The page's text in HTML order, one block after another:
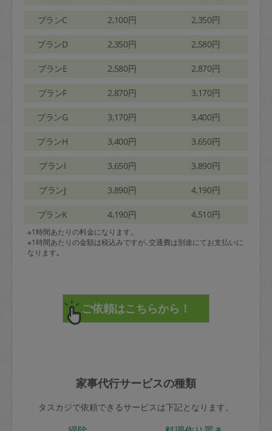
プランC 2,100円 2,350円
プランD 2,350円 2,580円
プランE 2,580円 2,870円
プランF 2,870円 3,170円
プランG 3,170円 3,400円
プランH 3,400円 3,650円
プランI 3,650円 3,890円
プランJ 3,890円 4,190円
プランK 4,190円 4,510円
※1時間あたりの料金になります。
※1時間あたりの金額は税込みですが､交通費は別途にてお支払いに
なります｡
家事代行サービスの種類
タスカジで依頼できるサービスは下記となります。